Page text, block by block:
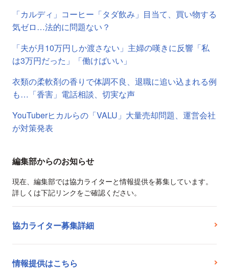
「カルディ」コーヒー「タダ飲み」目当て、買い物する
気ゼロ…法的に問題ない？
「夫が月10万円しか渡さない」主婦の嘆きに反響「私
は3万円だった」「働けばいい」
衣類の柔軟剤の香りで体調不良、退職に追い込まれる例
も…「香害」電話相談、切実な声
YouTuberヒカルらの「VALU」大量売却問題、運営会社
が対策発表
編集部からのお知らせ
現在、編集部では協力ライターと情報提供を募集しています。
詳しくは下記リンクをご確認ください。
協力ライター募集詳細
情報提供はこちら